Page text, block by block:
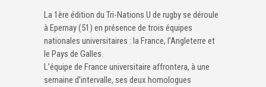
La 1ère édition du Tri-Nations U de rugby se déroule
à Epernay (51) en présence de trois équipes
nationales universitaires : la France, l’Angleterre et
le Pays de Galles.
L’équipe de France universitaire affrontera, à une
semaine d’intervalle, ses deux homologues